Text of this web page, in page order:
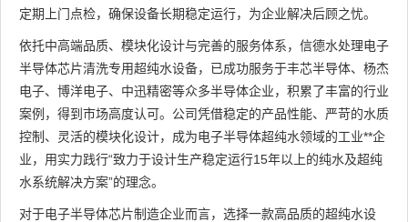
定期上门点检，确保设备长期稳定运行，为企业解决后顾之忧。
依托中高端品质、模块化设计与完善的服务体系，信德水处理电子
半导体芯片清洗专用超纯水设备，已成功服务于丰芯半导体、杨杰
电子、博洋电子、中迅精密等众多半导体企业，积累了丰富的行业
案例，得到市场高度认可。公司凭借稳定的产品性能、严苛的水质
控制、灵活的模块化设计，成为电子半导体超纯水领域的工业**企
业，用实力践行“致力于设计生产稳定运行15年以上的纯水及超纯
水系统解决方案”的理念。
对于电子半导体芯片制造企业而言，选择一款高品质的超纯水设